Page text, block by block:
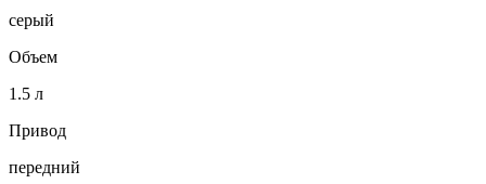
серый
Объем
1.5 л
Привод
передний